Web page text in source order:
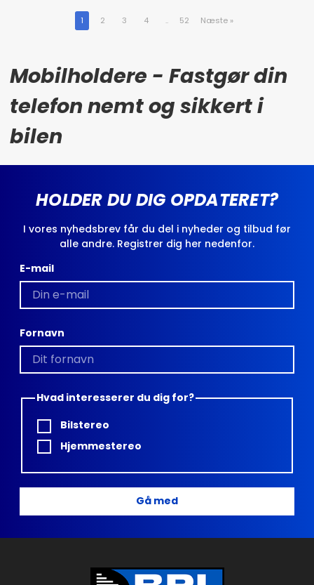
1 2 3 4 .. 52 Næste »
Mobilholdere - Fastgør din
telefon nemt og sikkert i
bilen
HOLDER DU DIG OPDATERET?
I vores nyhedsbrev får du del i nyheder og tilbud før
alle andre. Registrer dig her nedenfor.
E-mail
Fornavn
Hvad interesserer du dig for?
Bilstereo
Hjemmestereo
Gå med